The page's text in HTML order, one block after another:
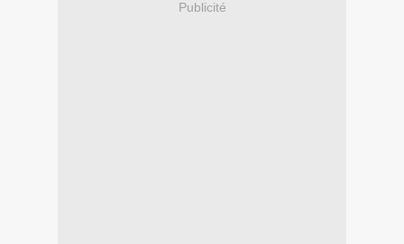
Publicité